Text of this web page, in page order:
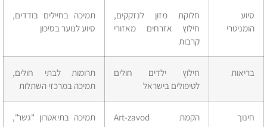
סיוע
הומניטרי
חלוקת מזון לנזקקים,
חילוץ אזרחים מאזורי
קרבות
תמיכה בחיילים בודדים,
סיוע לנוער בסיכון
בריאות
חילוץ ילדים חולים
לטיפולים בישראל
תרומות לבתי חולים,
תמיכה במרכזי השתלות
חינוך
הקמת Art-zavod
תמיכה בתיאטרון "גשר",